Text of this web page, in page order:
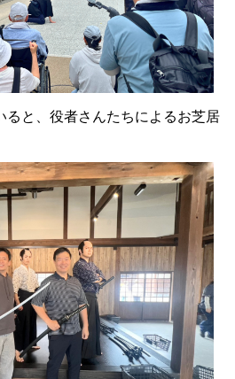
ると、役者さんたちによるお芝居
、わくわくです！